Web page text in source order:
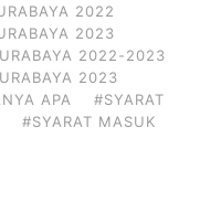
2022
2023
2022-2023
2023
APA
#SYARAT
#SYARAT MASUK